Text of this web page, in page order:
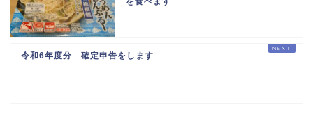
令和6年度分 確定申告をします